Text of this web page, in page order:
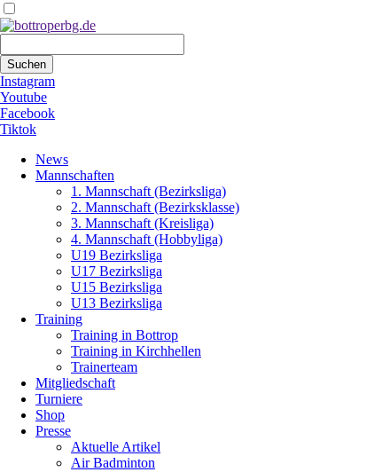
Suchen
Instagram
Youtube
Facebook
Tiktok
überspringen
News
Mannschaften
1. Mannschaft (Bezirksliga)
2. Mannschaft (Bezirksklasse)
3. Mannschaft (Kreisliga)
4. Mannschaft (Hobbyliga)
U19 Bezirksliga
U17 Bezirksliga
U15 Bezirksliga
U13 Bezirksliga
Training
Training in Bottrop
Training in Kirchhellen
Trainerteam
Mitgliedschaft
Turniere
Shop
Presse
Aktuelle Artikel
Air Badminton